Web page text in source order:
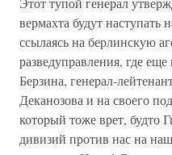
вермахта будут
ссылаясь на берлинскую
разведуправления, где
Берзина, генерал-
Деканозова и на своего
который тоже врет, будто
дивизий против нас на